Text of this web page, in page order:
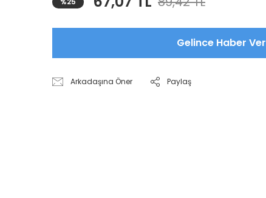
Gelince Haber Ver
Arkadaşına Öner Paylaş